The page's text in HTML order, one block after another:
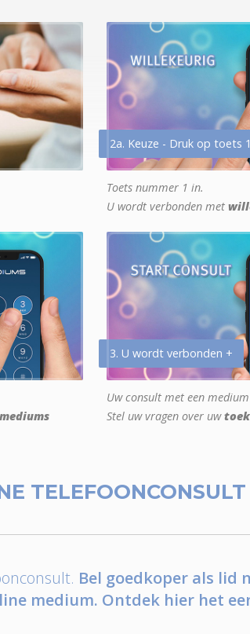
2a. Keuze - Druk op toets
Toets nummer 1 in.
U wordt verbonden met
3. U wordt verbonden +
Uw consult met een
Stel uw vragen over uw
TELEFOONCONSULT
Bel goedkoper als lid
medium. Ontdek hier het